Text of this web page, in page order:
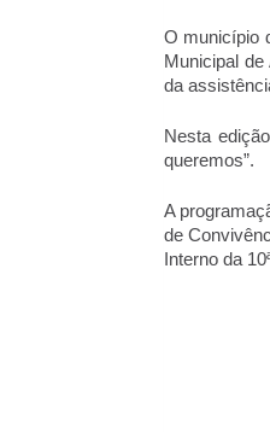
O município
Municipal
da
Nesta
queremos”.
A
de
Interno da